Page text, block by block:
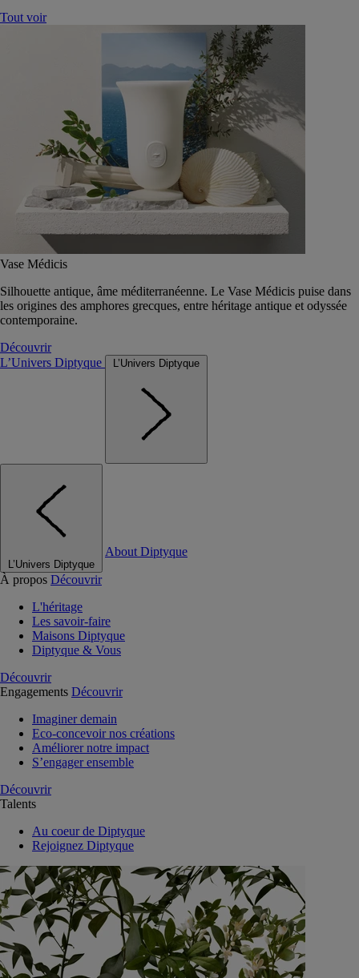
Tout voir
Vase Médicis
Silhouette antique, âme méditerranéenne. Le Vase Médicis puise dans
les origines des amphores grecques, entre héritage antique et odyssée
contemporaine.
Découvrir
L’Univers Diptyque
L’Univers Diptyque
L’Univers Diptyque
About Diptyque
À propos Découvrir
L'héritage
Les savoir-faire
Maisons Diptyque
Diptyque & Vous
Découvrir
Engagements Découvrir
Imaginer demain
Eco-concevoir nos créations
Améliorer notre impact
S’engager ensemble
Découvrir
Talents
Au coeur de Diptyque
Rejoignez Diptyque